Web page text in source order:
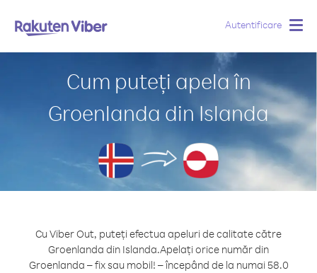
Autentificare
Cum puteți apela în
Groenlanda din Islanda
Cu Viber Out, puteți efectua apeluri de calitate către
Groenlanda din Islanda.Apelați orice număr din
Groenlanda – fix sau mobil! – începând de la numai 58.0